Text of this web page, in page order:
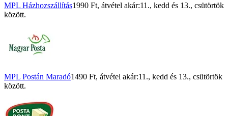
MPL Házhozszállítás1990 Ft, átvétel akár:11., kedd és 13., csütörtök
között.
MPL Postán Maradó1490 Ft, átvétel akár:11., kedd és 13., csütörtök
között.